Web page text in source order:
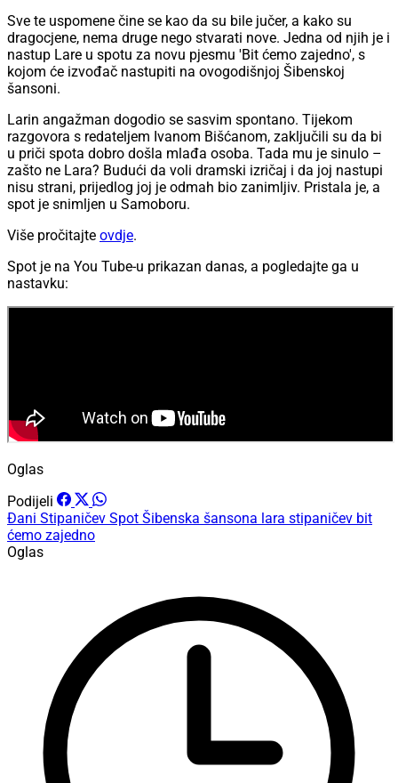
Sve te uspomene čine se kao da su bile jučer, a kako su
dragocjene, nema druge nego stvarati nove. Jedna od njih je i
nastup Lare u spotu za novu pjesmu 'Bit ćemo zajedno', s
kojom će izvođač nastupiti na ovogodišnjoj Šibenskoj
šansoni.
Larin angažman dogodio se sasvim spontano. Tijekom
razgovora s redateljem Ivanom Bišćanom, zaključili su da bi
u priči spota dobro došla mlađa osoba. Tada mu je sinulo –
zašto ne Lara? Budući da voli dramski izričaj i da joj nastupi
nisu strani, prijedlog joj je odmah bio zanimljiv. Pristala je, a
spot je snimljen u Samoboru.
Više pročitajte ovdje.
Spot je na You Tube-u prikazan danas, a pogledajte ga u
nastavku:
Oglas
Podijeli
Đani Stipaničev Spot Šibenska šansona lara stipaničev bit
ćemo zajedno
Oglas